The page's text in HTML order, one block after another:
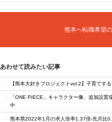
熊本へ転職希望
あわせて読みたい記事
【熊本大好きプロジェクトvol.2】子育てする
「ONE PIECE」キャラクター像、追加設
中
熊本県2022年1月の求人倍率1.37倍‐先月比